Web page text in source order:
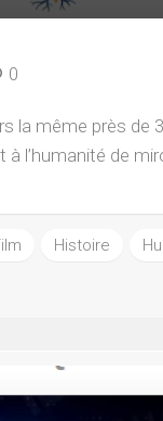
0
la même près de
l’humanité de
Histoire